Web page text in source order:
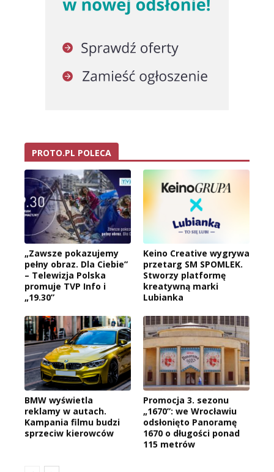
PROTO.PL POLECA
„Zawsze pokazujemy
pełny obraz. Dla Ciebie”
– Telewizja Polska
promuje TVP Info i
„19.30”
Keino Creative wygrywa
przetarg SM SPOMLEK.
Stworzy platformę
kreatywną marki
Lubianka
BMW wyświetla
reklamy w autach.
Kampania filmu budzi
sprzeciw kierowców
Promocja 3. sezonu
„1670”: we Wrocławiu
odsłonięto Panoramę
1670 o długości ponad
115 metrów